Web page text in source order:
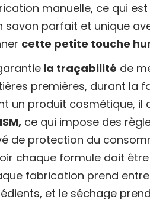
manuelle, ce qui
savon parfait et unique
cette petite touche
la traçabilité de
premières, durant la
un produit cosmétique, il
ce qui impose des
de protection du
chaque formule doit
fabrication prend
et le séchage